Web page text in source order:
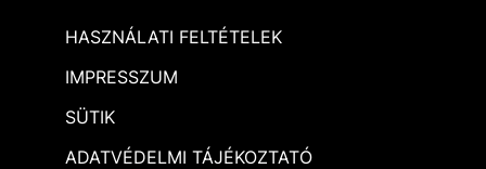
HASZNÁLATI FELTÉTELEK
IMPRESSZUM
SÜTIK
ADATVÉDELMI TÁJÉKOZTATÓ